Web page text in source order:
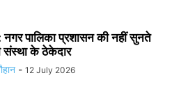
नगर पालिका प्रशासन की नहीं सुनते
संस्था के ठेकेदार
- 12 July 2026